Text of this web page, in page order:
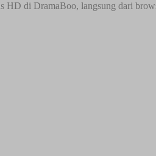
di DramaBoo, langsung dari